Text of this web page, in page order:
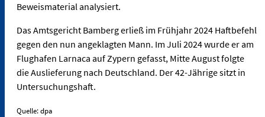
Beweismaterial analysiert.
Das Amtsgericht Bamberg erließ im Frühjahr 2024 Haftbefehl
gegen den nun angeklagten Mann. Im Juli 2024 wurde er am
Flughafen Larnaca auf Zypern gefasst, Mitte August folgte
die Auslieferung nach Deutschland. Der 42-Jährige sitzt in
Untersuchungshaft.
Quelle: dpa